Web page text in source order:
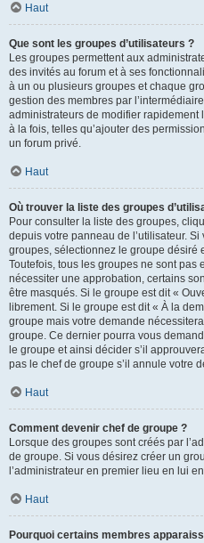
Haut
Que sont les groupes d’utilisateurs ?
Les groupes permettent aux
des invités au forum et à ses
à un ou plusieurs groupes et chaque
gestion des membres par
administrateurs de modifier
à la fois, telles qu’ajouter des
un forum privé.
Haut
Où trouver la liste des groupes
Pour consulter la liste des groupes,
depuis votre panneau de l’utilisateur.
groupes, sélectionnez le groupe désiré
Toutefois, tous les groupes ne sont pas
nécessiter une approbation, certains
être masqués. Si le groupe est dit «
librement. Si le groupe est dit « À la
groupe mais votre demande
groupe. Ce dernier pourra vous
le groupe et ainsi décider s’il
pas le chef de groupe s’il annule votre
Haut
Comment devenir chef de groupe ?
Lorsque des groupes sont créés par
de groupe. Si vous désirez créer un
l’administrateur en premier lieu en lui
Haut
Pourquoi certains membres